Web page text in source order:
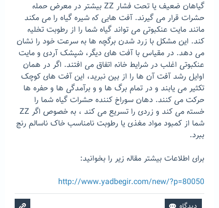
گیاهان ضعیف یا تحت فشار ZZ بیشتر در معرض حمله
حشرات قرار می گیرند. آفت هایی که شیره گیاه را می مکند
مانند مایت عنکبوتی می تواند گیاه شما را از رطوبت تخلیه
کند. این مشکل با زرد شدن برگچه ها به سرعت خود را نشان
می دهد. در مقیاس با آفت های دیگر، شپشک آردی و مایت
عنکبوتی اغلب در شرایط خانه اتفاق می افتند. اگر در همان
اوایل رشد آفت آن ها را از بین نبرید، این آفت های کوچک
تکثیر می یابند و در تمام برگ ها و و برآمدگی ها و حفره ها
حرکت می کنند. دهان سوراخ کننده حشرات گیاه شما را
خسته می کند و زردی را تسریع می کند ، به خصوص اگر ZZ
شما از کمبود مواد مغذی یا رطوبت نامناسب خاک ناسالم رنج
ببرد.
برای اطلاعات بیشتر مقاله زیر را بخوانید:
http://www.yadbegir.com/new/?p=80050